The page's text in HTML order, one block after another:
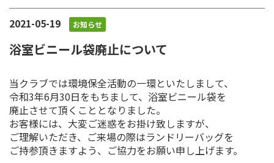
2021-05-19 お知らせ
浴室ビニール袋廃止について
当クラブでは環境保全活動の一環といたしまして、
令和3年6月30日をもちまして、浴室ビニール袋を
廃止させて頂くこととなりました。
お客様には、大変ご迷惑をお掛け致しますが、
ご理解いただき、ご来場の際はランドリーバッグを
ご持参頂きますよう、ご協力をお願い申し上げます。